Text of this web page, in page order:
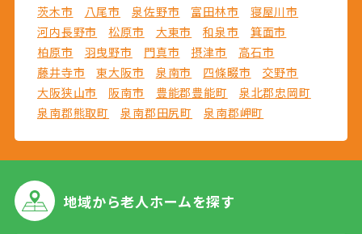
茨木市
八尾市 泉佐野市 富田林市
寝屋川市
河内長野市
松原市 大東市 和泉市
箕面市
柏原市
羽曳野市 門真市 摂津市
高石市
藤井寺市
東大阪市 泉南市 四條畷市
交野市
大阪狭山市
阪南市 豊能郡豊能町
泉北郡忠岡町
泉南郡熊取町
泉南郡田尻町 泉南郡岬町
地域から老人ホームを探す